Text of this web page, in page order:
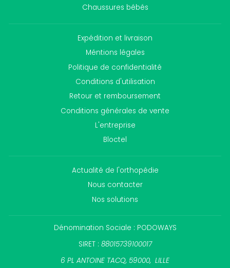
Chaussures bébés
Expédition et livraison
Méntions légales
Politique de confidentialité
Conditions d'utilisation
Retour et remboursement
Conditions générales de vente
L'entreprise
Bloctel
Actualité de l'orthopédie
Nous contacter
Nos solutions
Dénomination Sociale : PODOWAYS
SIRET : 88015739100017
6 PL ANTOINE TACQ, 59000, LILLE